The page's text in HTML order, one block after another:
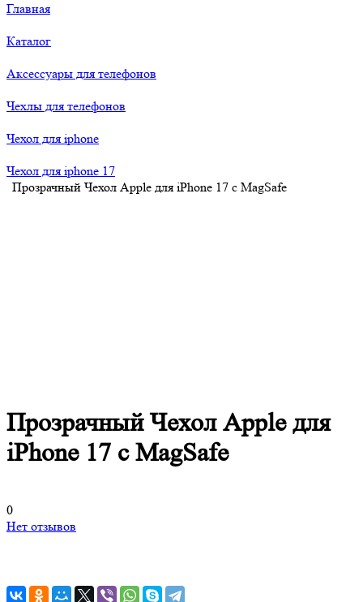
Главная
Каталог
Аксессуары для телефонов
Чехлы для телефонов
Чехол для iphone
Чехол для iphone 17
Прозрачный Чехол Apple для iPhone 17 c MagSafe
Прозрачный Чехол Apple для
iPhone 17 c MagSafe
0
Нет отзывов